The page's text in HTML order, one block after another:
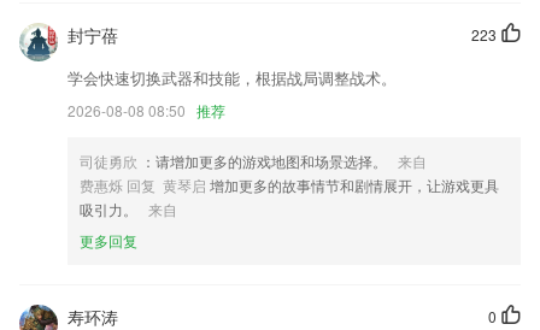
专题功能调整，支持更多专题样式配置
微社区上线,报料投稿分享等你来互动
数据优化，查询更快更便捷；
首次安装新增用户隐私政策概要;
优化部分版块显示，提升交互体验
联系我们
行优化修改。
223
封宁蓓
学会快速切换武器和技能，根据战局调整战术。
2026-08-08 08:50 推荐
司徒勇欣 ：请增加更多的游戏地图和场景选择。
来自
费惠烁 回复 黄琴启 增加更多的故事情节和剧情展开，让游戏更具
吸引力。
来自
更多回复
0
寿环涛